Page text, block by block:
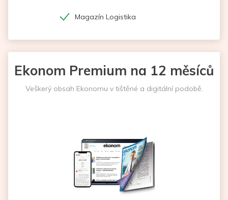
Magazín Logistika
Ekonom Premium na 12 měsíců
Veškerý obsah Ekonomu v tištěné a digitální podobě.